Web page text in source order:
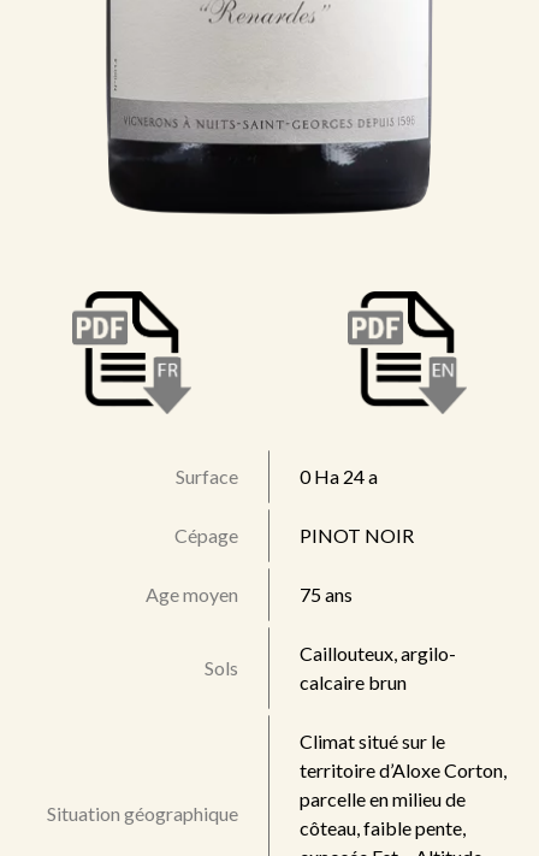
Surface 0 Ha 24 a
Cépage PINOT NOIR
Age moyen 75 ans
Sols
Caillouteux, argilo-
calcaire brun
Situation géographique
Climat situé sur le
territoire d’Aloxe Corton,
parcelle en milieu de
côteau, faible pente,